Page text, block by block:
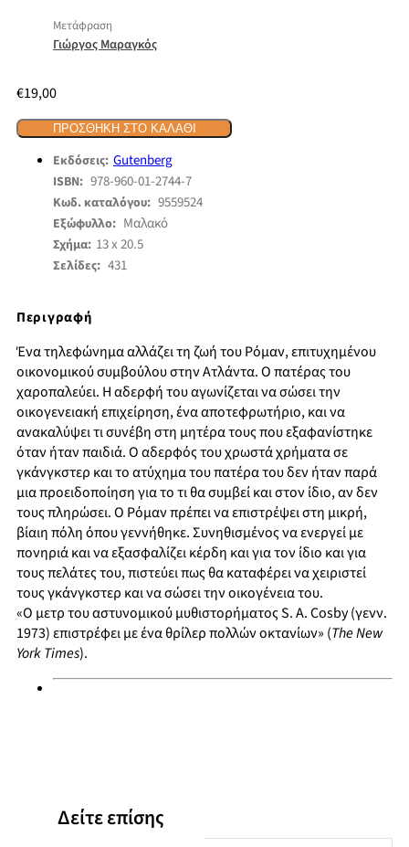
Μετάφραση
Γιώργος Μαραγκός
€19,00
ΠΡΟΣΘΉΚΗ ΣΤΟ ΚΑΛΆΘΙ
Εκδόσεις: Gutenberg
ISBN: 978-960-01-2744-7
Κωδ. καταλόγου: 9559524
Εξώφυλλο: Μαλακό
Σχήμα: 13 x 20.5
Σελίδες: 431
Περιγραφή
Ένα τηλεφώνημα αλλάζει τη ζωή του Ρόμαν, επιτυχημένου
οικονομικού συμβούλου στην Ατλάντα. Ο πατέρας του
χαροπαλεύει. Η αδερφή του αγωνίζεται να σώσει την
οικογενειακή επιχείρηση, ένα αποτεφρωτήριο, και να
ανακαλύψει τι συνέβη στη μητέρα τους που εξαφανίστηκε
όταν ήταν παιδιά. Ο αδερφός του χρωστά χρήματα σε
γκάνγκστερ και το ατύχημα του πατέρα του δεν ήταν παρά
μια προειδοποίηση για το τι θα συμβεί και στον ίδιο, αν δεν
τους πληρώσει. Ο Ρόμαν πρέπει να επιστρέψει στη μικρή,
βίαιη πόλη όπου γεννήθηκε. Συνηθισμένος να ενεργεί με
πονηριά και να εξασφαλίζει κέρδη και για τον ίδιο και για
τους πελάτες του, πιστεύει πως θα καταφέρει να χειριστεί
τους γκάνγκστερ και να σώσει την οικογένεια του.
«Ο μετρ του αστυνομικού μυθιστορήματος S. A. Cosby (γενν.
1973) επιστρέφει με ένα θρίλερ πολλών οκτανίων» (The New
York Times).
Δείτε επίσης